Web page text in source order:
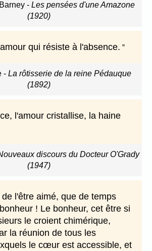
- Les pensées d'une Amazone
(1920)
qui résiste à l'absence.
- La rôtisserie de la reine Pédauque
(1892)
l'amour cristallise, la haine
discours du Docteur O'Grady
(1947)
l'être aimé, que de temps
! Le bonheur, cet être si
le croient chimérique,
la réunion de tous les
le cœur est accessible, et